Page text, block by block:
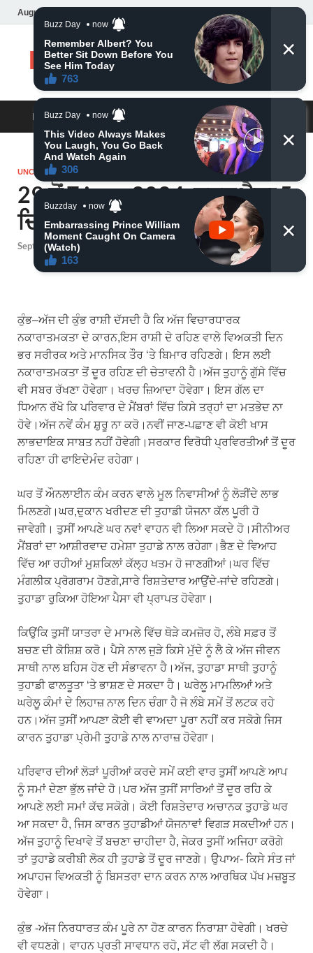
August 9, 2026
Daily News
MAIN MENU
UNCATEGORIZED
29 ਤੋਂ 7 june 2024, ਬਹੁਤ ਪੈਸਾ 5
ਦਿਨ ਬਾਅਦ ਚਮਕੇਗੀ ਕਿਸਮਤ
September 25, 2024 Leave a Comment
ਕੁੰਭ–ਅੱਜ ਦੀ ਕੁੰਭ ਰਾਸ਼ੀ ਦੱਸਦੀ ਹੈ ਕਿ ਅੱਜ ਵਿਚਾਰਧਾਰਕ
ਨਕਾਰਾਤਮਕਤਾ ਦੇ ਕਾਰਨ,ਇਸ ਰਾਸ਼ੀ ਦੇ ਰਹਿਣ ਵਾਲੇ ਵਿਅਕਤੀ ਦਿਨ
ਭਰ ਸਰੀਰਕ ਅਤੇ ਮਾਨਸਿਕ ਤੌਰ ‘ਤੇ ਬਿਮਾਰ ਰਹਿਣਗੇ। ਇਸ ਲਈ
ਨਕਾਰਾਤਮਕਤਾ ਤੋਂ ਦੂਰ ਰਹਿਣ ਦੀ ਚੇਤਾਵਨੀ ਹੈ।ਅੱਜ ਤੁਹਾਨੂੰ ਗੁੱਸੇ ਵਿੱਚ
ਵੀ ਸਬਰ ਰੱਖਣਾ ਹੋਵੇਗਾ। ਖਰਚ ਜ਼ਿਆਦਾ ਹੋਵੇਗਾ। ਇਸ ਗੱਲ ਦਾ
ਧਿਆਨ ਰੱਖੋ ਕਿ ਪਰਿਵਾਰ ਦੇ ਮੈਂਬਰਾਂ ਵਿੱਚ ਕਿਸੇ ਤਰ੍ਹਾਂ ਦਾ ਮਤਭੇਦ ਨਾ
ਹੋਵੇ।ਅੱਜ ਨਵੇਂ ਕੰਮ ਸ਼ੁਰੂ ਨਾ ਕਰੋ।ਨਵੀਂ ਜਾਣ-ਪਛਾਣ ਵੀ ਕੋਈ ਖਾਸ
ਲਾਭਦਾਇਕ ਸਾਬਤ ਨਹੀਂ ਹੋਵੇਗੀ।ਸਰਕਾਰ ਵਿਰੋਧੀ ਪ੍ਰਵਿਰਤੀਆਂ ਤੋਂ ਦੂਰ
ਰਹਿਣਾ ਹੀ ਫਾਇਦੇਮੰਦ ਰਹੇਗਾ।
ਘਰ ਤੋਂ ਔਨਲਾਈਨ ਕੰਮ ਕਰਨ ਵਾਲੇ ਮੂਲ ਨਿਵਾਸੀਆਂ ਨੂੰ ਲੋੜੀਂਦੇ ਲਾਭ
ਮਿਲਣਗੇ।ਘਰ,ਦੁਕਾਨ ਖਰੀਦਣ ਦੀ ਤੁਹਾਡੀ ਯੋਜਨਾ ਕੱਲ ਪੂਰੀ ਹੋ
ਜਾਵੇਗੀ। ਤੁਸੀਂ ਆਪਣੇ ਘਰ ਨਵਾਂ ਵਾਹਨ ਵੀ ਲਿਆ ਸਕਦੇ ਹੋ।ਸੀਨੀਅਰ
ਮੈਂਬਰਾਂ ਦਾ ਆਸ਼ੀਰਵਾਦ ਹਮੇਸ਼ਾ ਤੁਹਾਡੇ ਨਾਲ ਰਹੇਗਾ।ਭੈਣ ਦੇ ਵਿਆਹ
ਵਿੱਚ ਆ ਰਹੀਆਂ ਮੁਸ਼ਕਿਲਾਂ ਕੱਲ੍ਹ ਖਤਮ ਹੋ ਜਾਣਗੀਆਂ।ਘਰ ਵਿੱਚ
ਮੰਗਲੀਕ ਪ੍ਰੋਗਰਾਮ ਹੋਣਗੇ,ਸਾਰੇ ਰਿਸ਼ਤੇਦਾਰ ਆਉਂਦੇ-ਜਾਂਦੇ ਰਹਿਣਗੇ।
ਤੁਹਾਡਾ ਰੁਕਿਆ ਹੋਇਆ ਪੈਸਾ ਵੀ ਪ੍ਰਾਪਤ ਹੋਵੇਗਾ।
ਕਿਉਂਕਿ ਤੁਸੀਂ ਯਾਤਰਾ ਦੇ ਮਾਮਲੇ ਵਿੱਚ ਥੋੜੇ ਕਮਜ਼ੋਰ ਹੋ, ਲੰਬੇ ਸਫ਼ਰ ਤੋਂ
ਬਚਣ ਦੀ ਕੋਸ਼ਿਸ਼ ਕਰੋ। ਪੈਸੇ ਨਾਲ ਜੁੜੇ ਕਿਸੇ ਮੁੱਦੇ ਨੂੰ ਲੈ ਕੇ ਅੱਜ ਜੀਵਨ
ਸਾਥੀ ਨਾਲ ਬਹਿਸ ਹੋਣ ਦੀ ਸੰਭਾਵਨਾ ਹੈ।ਅੱਜ, ਤੁਹਾਡਾ ਸਾਥੀ ਤੁਹਾਨੂੰ
ਤੁਹਾਡੀ ਫਾਲਤੂਤਾ ‘ਤੇ ਭਾਸ਼ਣ ਦੇ ਸਕਦਾ ਹੈ। ਘਰੇਲੂ ਮਾਮਲਿਆਂ ਅਤੇ
ਘਰੇਲੂ ਕੰਮਾਂ ਦੇ ਲਿਹਾਜ਼ ਨਾਲ ਦਿਨ ਚੰਗਾ ਹੈ ਜੋ ਲੰਬੇ ਸਮੇਂ ਤੋਂ ਲਟਕ ਰਹੇ
ਹਨ।ਅੱਜ ਤੁਸੀਂ ਆਪਣਾ ਕੋਈ ਵੀ ਵਾਅਦਾ ਪੂਰਾ ਨਹੀਂ ਕਰ ਸਕੋਗੇ ਜਿਸ
ਕਾਰਨ ਤੁਹਾਡਾ ਪ੍ਰੇਮੀ ਤੁਹਾਡੇ ਨਾਲ ਨਾਰਾਜ਼ ਹੋਵੇਗਾ।
ਪਰਿਵਾਰ ਦੀਆਂ ਲੋੜਾਂ ਪੂਰੀਆਂ ਕਰਦੇ ਸਮੇਂ ਕਈ ਵਾਰ ਤੁਸੀਂ ਆਪਣੇ ਆਪ
ਨੂੰ ਸਮਾਂ ਦੇਣਾ ਭੁੱਲ ਜਾਂਦੇ ਹੋ।ਪਰ ਅੱਜ ਤੁਸੀਂ ਸਾਰਿਆਂ ਤੋਂ ਦੂਰ ਰਹਿ ਕੇ
ਆਪਣੇ ਲਈ ਸਮਾਂ ਕੱਢ ਸਕੋਗੇ। ਕੋਈ ਰਿਸ਼ਤੇਦਾਰ ਅਚਾਨਕ ਤੁਹਾਡੇ ਘਰ
ਆ ਸਕਦਾ ਹੈ, ਜਿਸ ਕਾਰਨ ਤੁਹਾਡੀਆਂ ਯੋਜਨਾਵਾਂ ਵਿਗੜ ਸਕਦੀਆਂ ਹਨ।
ਅੱਜ ਤੁਹਾਨੂੰ ਦਿਖਾਵੇ ਤੋਂ ਬਚਣਾ ਚਾਹੀਦਾ ਹੈ, ਜੇਕਰ ਤੁਸੀਂ ਅਜਿਹਾ ਕਰੋਗੇ
ਤਾਂ ਤੁਹਾਡੇ ਕਰੀਬੀ ਲੋਕ ਹੀ ਤੁਹਾਡੇ ਤੋਂ ਦੂਰ ਜਾਣਗੇ। ਉਪਾਅ- ਕਿਸੇ ਸੰਤ ਜਾਂ
ਅਪਾਹਜ ਵਿਅਕਤੀ ਨੂੰ ਬਿਸਤਰਾ ਦਾਨ ਕਰਨ ਨਾਲ ਆਰਥਿਕ ਪੱਖ ਮਜ਼ਬੂਤ
​​ਹੋਵੇਗਾ।
ਕੁੰਭ -ਅੱਜ ਨਿਰਧਾਰਤ ਕੰਮ ਪੂਰੇ ਨਾ ਹੋਣ ਕਾਰਨ ਨਿਰਾਸ਼ਾ ਹੋਵੇਗੀ। ਖਰਚੇ
ਵੀ ਵਧਣਗੇ। ਵਾਹਨ ਪ੍ਰਤੀ ਸਾਵਧਾਨ ਰਹੋ, ਸੱਟ ਵੀ ਲੱਗ ਸਕਦੀ ਹੈ।